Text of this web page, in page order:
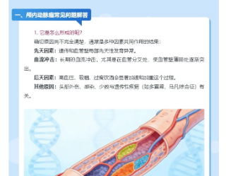
呼吸内科
急诊科
康复医学科
麻醉科
泌尿肛肠科